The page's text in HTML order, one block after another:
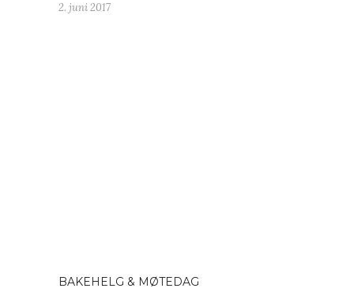
2. juni 2017
BAKEHELG & MØTEDAG